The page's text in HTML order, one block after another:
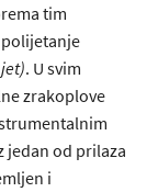
tim
. U svim
zrakoplove
jedan od prilaza
i